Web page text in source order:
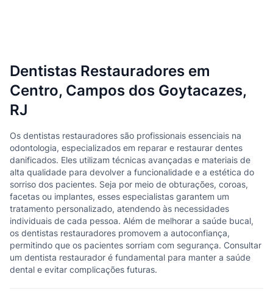
Dentistas Restauradores em
Centro, Campos dos Goytacazes,
RJ
Os dentistas restauradores são profissionais essenciais na
odontologia, especializados em reparar e restaurar dentes
danificados. Eles utilizam técnicas avançadas e materiais de
alta qualidade para devolver a funcionalidade e a estética do
sorriso dos pacientes. Seja por meio de obturações, coroas,
facetas ou implantes, esses especialistas garantem um
tratamento personalizado, atendendo às necessidades
individuais de cada pessoa. Além de melhorar a saúde bucal,
os dentistas restauradores promovem a autoconfiança,
permitindo que os pacientes sorriam com segurança. Consultar
um dentista restaurador é fundamental para manter a saúde
dental e evitar complicações futuras.